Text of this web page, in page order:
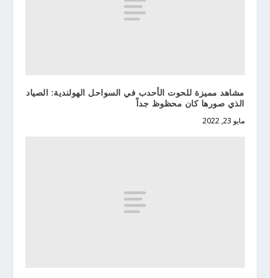
مشاهد مميزة للحوت الأحدب في السواحل الهولندية: الصياد
الذي صورها كان محظوظ جداً
مايو 23, 2022